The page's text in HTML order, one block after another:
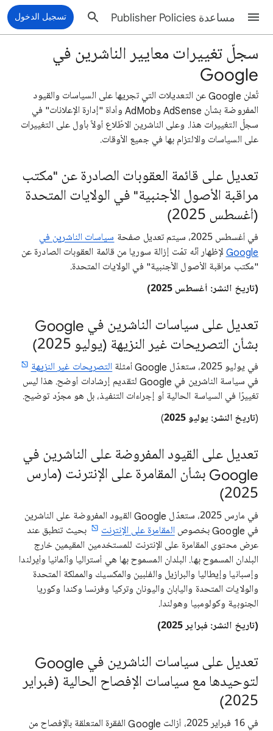
مساعدة Publisher Policies تسجيل الدخول
سجلّ تغييرات معايير الناشرين في
Google
تُعلن Google عن التعديلات التي تجريها على السياسات والقيود
المفروضة بشأن AdSense وAdMob وأداة "إدارة الإعلانات" في
سجلّ التغييرات هذا. وعلى الناشرين الاطّلاع أولاً بأول على التغييرات
على السياسات والالتزام بها في جميع الأوقات.
تعديل على قائمة العقوبات الصادرة عن "مكتب
مراقبة الأصول الأجنبية" في الولايات المتحدة
(أغسطس 2025)
في أغسطس 2025، سيتم تعديل صفحة
سياسات الناشرين في
Google لإظهار أنّه تمّت إزالة سوريا من قائمة العقوبات الصادرة عن
"مكتب مراقبة الأصول الأجنبية" في الولايات المتحدة.
(تاريخ النشر: أغسطس 2025)
تعديل على سياسات الناشرين في Google
بشأن التصريحات غير النزيهة (يوليو 2025)
في يوليو 2025، ستعدّل Google أمثلة
التصريحات غير النزيهة
في سياسة الناشرين في Google لتقديم إرشادات أوضح. هذا ليس
تغييرًا في السياسة الحالية أو إجراءات التنفيذ، بل هو مجرّد توضيح.
(تاريخ النشر: يوليو 2025 )
تعديل على القيود المفروضة على الناشرين في
Google بشأن المقامرة على الإنترنت (مارس
2025)
في مارس 2025، ستعدّل Google القيود المفروضة على الناشرين
في Google بخصوص
المقامرة على الإنترنت
بحيث تنطبق عند
عرض محتوى المقامرة على الإنترنت للمستخدمين المقيمين خارج
البلدان المسموح بها. البلدان المسموح بها هي أستراليا وألمانيا وأيرلندا
وإسبانيا وإيطاليا والبرازيل والفلبين والمكسيك والمملكة المتحدة
والولايات المتحدة واليابان واليونان وتركيا وفرنسا وكندا وكوريا
الجنوبية وكولومبيا وهولندا.
(تاريخ النشر: فبراير 2025)
تعديل على سياسات الناشرين في Google
لتوحيدها مع سياسات الإفصاح الحالية (فبراير
2025)
في 16 فبراير 2025، أزالت Google الفقرة المتعلقة بالإفصاح من